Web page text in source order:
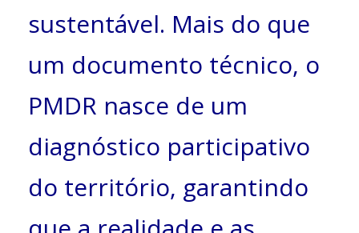
sustentável. Mais do que
um documento técnico, o
PMDR nasce de um
diagnóstico participativo
do território, garantindo